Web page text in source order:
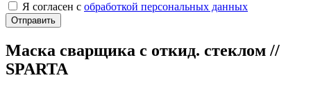
Я согласен с обработкой персональных данных
Маска сварщика с откид. стеклом //
SPARTA